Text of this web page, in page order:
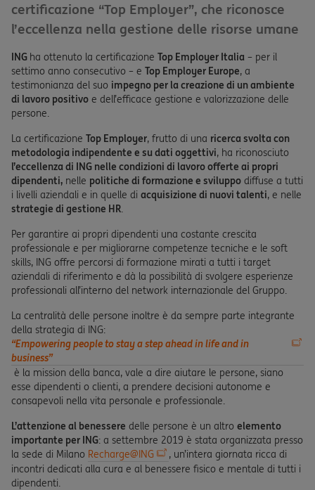
certificazione “Top Employer”, che riconosce
l’eccellenza nella gestione delle risorse umane
ING ha ottenuto la certificazione Top Employer Italia – per il
settimo anno consecutivo – e Top Employer Europe, a
testimonianza del suo impegno per la creazione di un ambiente
di lavoro positivo e dell’efficace gestione e valorizzazione delle
persone.
La certificazione Top Employer, frutto di una ricerca svolta con
metodologia indipendente e su dati oggettivi, ha riconosciuto
l’eccellenza di ING nelle condizioni di lavoro offerte ai propri
dipendenti, nelle politiche di formazione e sviluppo diffuse a tutti
i livelli aziendali e in quelle di acquisizione di nuovi talenti, e nelle
strategie di gestione HR.
Per garantire ai propri dipendenti una costante crescita
professionale e per migliorarne competenze tecniche e le soft
skills, ING offre percorsi di formazione mirati a tutti i target
aziendali di riferimento e dà la possibilità di svolgere esperienze
professionali all’interno del network internazionale del Gruppo.
La centralità delle persone inoltre è da sempre parte integrante
della strategia di ING:
“Empowering people to stay a step ahead in life and in
business”
è la mission della banca, vale a dire aiutare le persone, siano
esse dipendenti o clienti, a prendere decisioni autonome e
consapevoli nella vita personale e professionale.
L’attenzione al benessere delle persone è un altro elemento
importante per ING: a settembre 2019 è stata organizzata presso
la sede di Milano Recharge@ING
, un’intera giornata ricca di
incontri dedicati alla cura e al benessere fisico e mentale di tutti i
dipendenti.